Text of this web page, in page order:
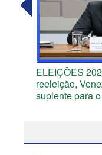
ELEIÇÕES
reeleição,
suplente para